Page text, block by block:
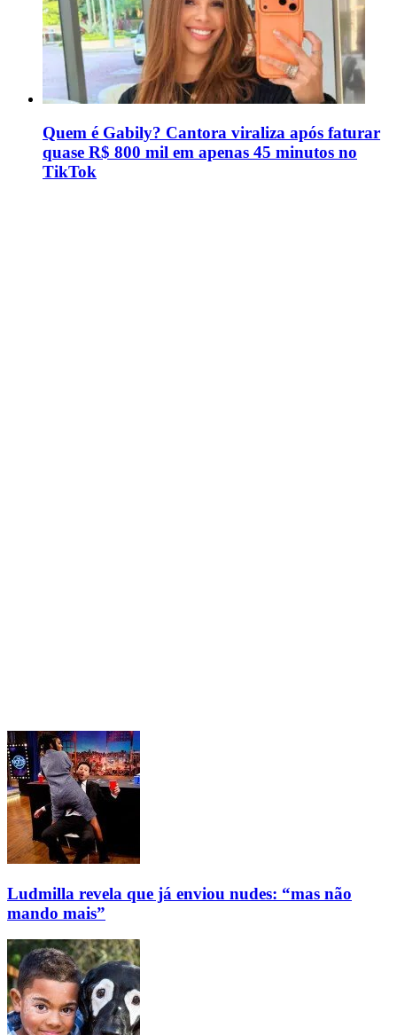
Quem é Gabily? Cantora viraliza após faturar
quase R$ 800 mil em apenas 45 minutos no
TikTok
Ludmilla revela que já enviou nudes: “mas não
mando mais”